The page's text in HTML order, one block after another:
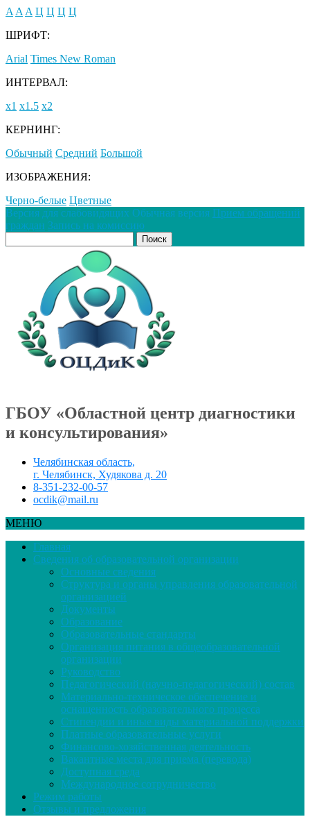
A A A Ц Ц Ц Ц
ШРИФТ:
Arial Times New Roman
ИНТЕРВАЛ:
х1 х1.5 х2
КЕРНИНГ:
Обычный Средний Большой
ИЗОБРАЖЕНИЯ:
Черно-белые Цветные
Версия для слабовидящих Обычная версия Прием обращений
граждан Запись на комиссию
ГБОУ «Областной центр диагностики
и консультирования»
Челябинская область,
г. Челябинск, Худякова д. 20
8-351-232-00-57
ocdik@mail.ru
МЕНЮ
Главная
Сведения об образовательной организации
Основные сведения
Структура и органы управления образовательной
организацией
Документы
Образование
Образовательные стандарты
Организация питания в общеобразовательной
организации
Руководство
Педагогический (научно-педагогический) состав
Материально-техническое обеспечение и
оснащенность образовательного процесса
Стипендии и иные виды материальной поддержки
Платные образовательные услуги
Финансово-хозяйственная деятельность
Вакантные места для приема (перевода)
Доступная среда
Международное сотрудничество
Режим работы
Отзывы и предложения